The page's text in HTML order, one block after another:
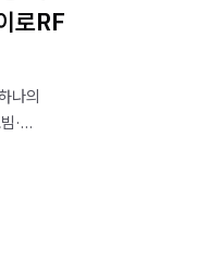
로RF
나의
·